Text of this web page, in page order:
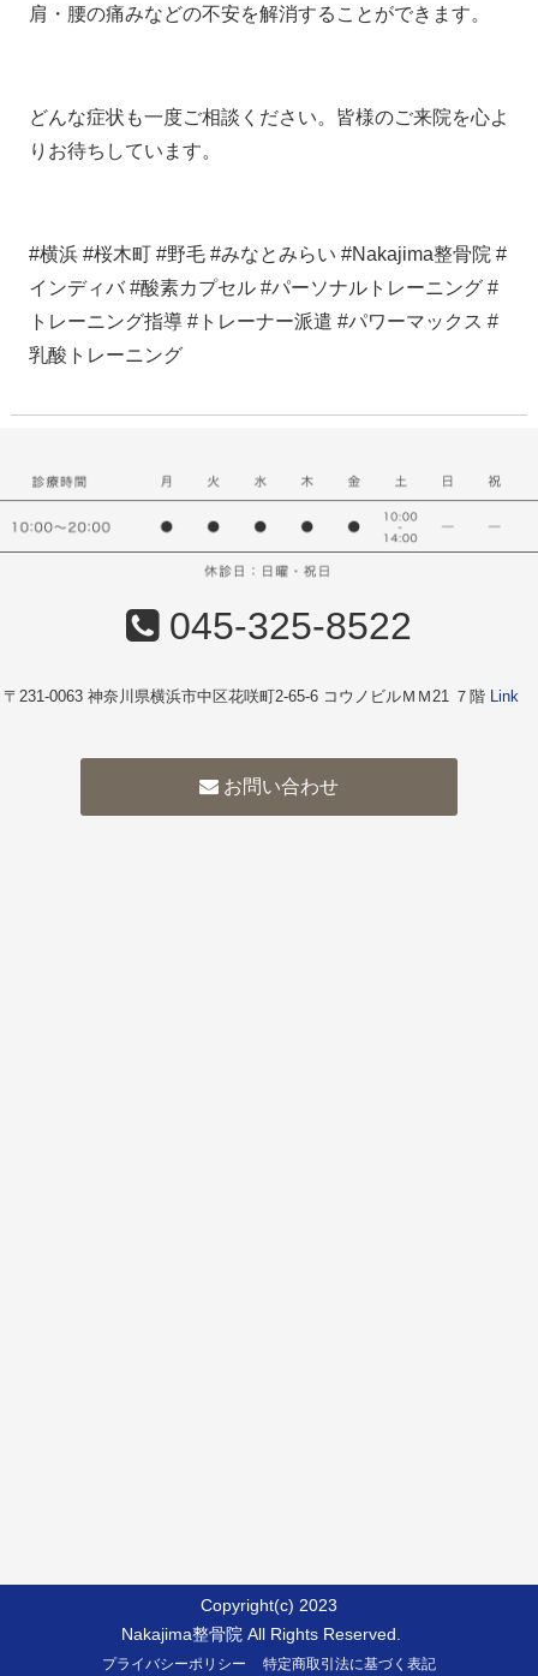
肩・腰の痛みなどの不安を解消することができます。
どんな症状も一度ご相談ください。皆様のご来院を心よ
りお待ちしています。
#横浜 #桜木町 #野毛 #みなとみらい #Nakajima整骨院 #
インディバ #酸素カプセル #パーソナルトレーニング #
トレーニング指導 #トレーナー派遣 #パワーマックス #
乳酸トレーニング
045-325-8522
〒231-0063 神奈川県横浜市中区花咲町2-65-6 コウノビルＭＭ21 ７階 Link
お問い合わせ
Copyright(c) 2023
Nakajima整骨院 All Rights Reserved.
プライバシーポリシー 特定商取引法に基づく表記